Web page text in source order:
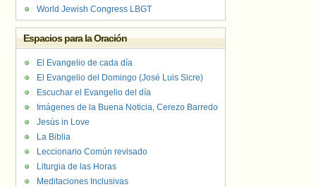
World Jewish Congress LBGT
Espacios para la Oración
El Evangelio de cada día
El Evangelio del Domingo (José Luis Sicre)
Escuchar el Evangelio del día
Imágenes de la Buena Noticia, Cerezo Barredo
Jesús in Love
La Biblia
Leccionario Común revisado
Liturgia de las Horas
Meditaciones Inclusivas